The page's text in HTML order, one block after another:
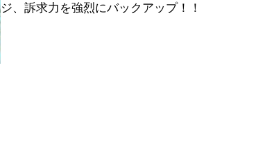
ジ、訴求力を強烈にバックアップ！！